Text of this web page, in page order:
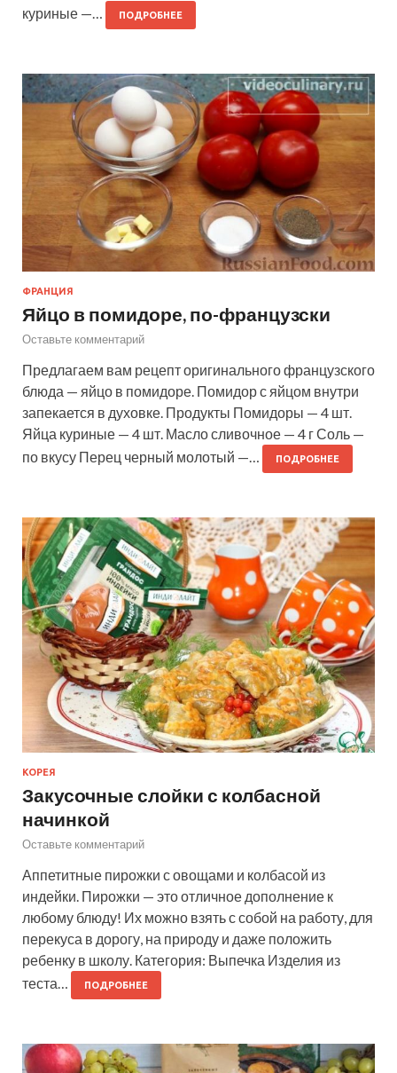
куриные —… ПОДРОБНЕЕ
ФРАНЦИЯ
Яйцо в помидоре, по-французски
Оставьте комментарий
Предлагаем вам рецепт оригинального французского
блюда — яйцо в помидоре. Помидор с яйцом внутри
запекается в духовке. Продукты Помидоры — 4 шт.
Яйца куриные — 4 шт. Масло сливочное — 4 г Соль —
по вкусу Перец черный молотый —…
ПОДРОБНЕЕ
КОРЕЯ
Закусочные слойки с колбасной
начинкой
Оставьте комментарий
Аппетитные пирожки с овощами и колбасой из
индейки. Пирожки — это отличное дополнение к
любому блюду! Их можно взять с собой на работу, для
перекуса в дорогу, на природу и даже положить
ребенку в школу. Категория: Выпечка Изделия из
теста…
ПОДРОБНЕЕ